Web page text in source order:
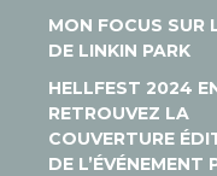
MON FOCUS SUR
DE LINKIN PARK
HELLFEST 2024
RETROUVEZ LA
COUVERTURE
DE L’ÉVÉNEMENT